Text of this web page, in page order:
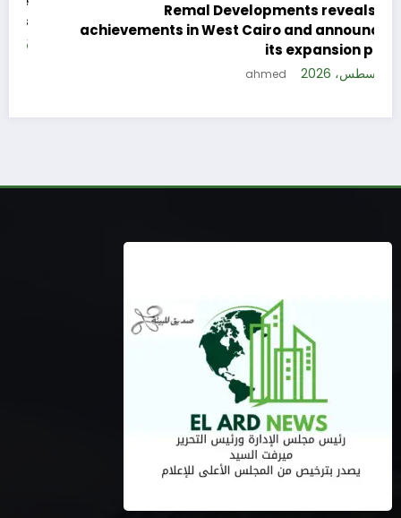
Remal Developments reveals its
achievements in West Cairo and announces
its expansion plan
5 أغسطس، 2026 ahmed